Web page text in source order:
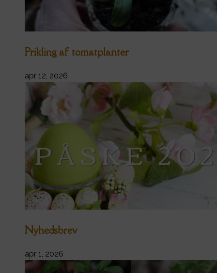
Prikling af tomatplanter
apr 12, 2026
Nyhedsbrev
apr 1, 2026